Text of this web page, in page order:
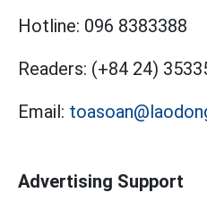
Hotline: 096 8383388
Readers: (+84 24)
Email:
Advertising Support